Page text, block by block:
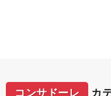
コンサドーレ カ